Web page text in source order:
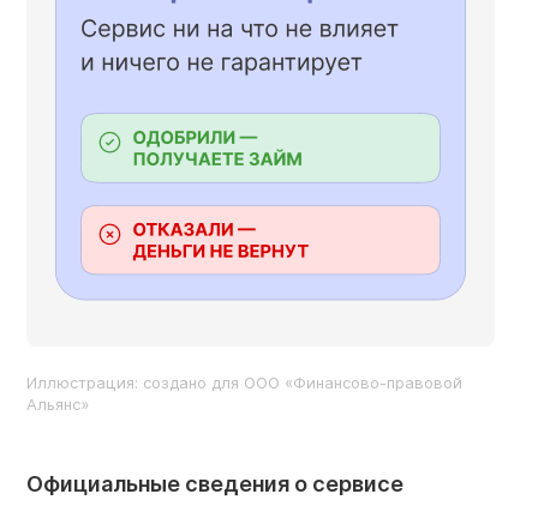
Иллюстрация: создано для ООО «Финансово-правовой
Альянс»
Официальные сведения о сервисе